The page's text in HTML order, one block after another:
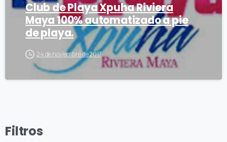
Club de Playa Xpuha Riviera
Maya 100% automatizado a pie
de playa.
24 de noviembre de 2017
Filtros